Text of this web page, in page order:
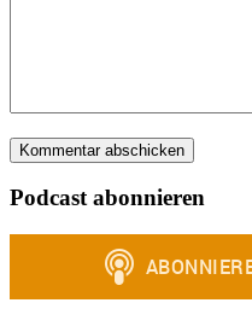
Podcast abonnieren